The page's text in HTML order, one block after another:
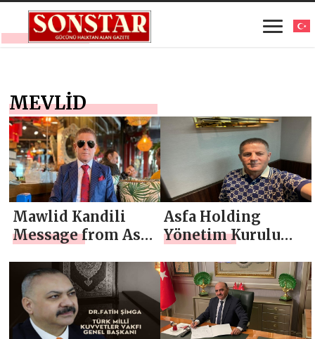
MEVLİD
Mawlid Kandili
Message from Asfa
Asaf Atasoy
Asfa Holding
Yönetim Kurulu
Atasoy `dan Mevlid
Kandili Mesajı